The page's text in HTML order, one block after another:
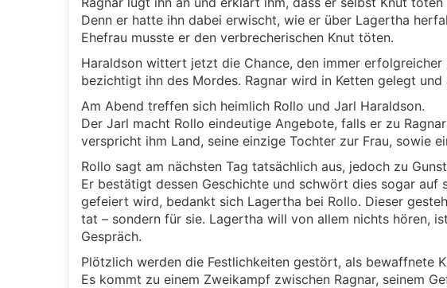
Denn er hatte ihn dabei erwischt, wie er über Lagertha
Ehefrau musste er den verbrecherischen Knut töten.
Haraldson wittert jetzt die Chance, den immer
bezichtigt ihn des Mordes. Ragnar wird in Ketten gelegt
Am Abend treffen sich heimlich Rollo und Jarl Haraldson.
Der Jarl macht Rollo eindeutige Angebote, falls er zu
verspricht ihm Land, seine einzige Tochter zur Frau, sowie
Rollo sagt am nächsten Tag tatsächlich aus, jedoch zu
Er bestätigt dessen Geschichte und schwört dies sogar auf
gefeiert wird, bedankt sich Lagertha bei Rollo. Dieser
tat – sondern für sie. Lagertha will von allem nichts hören,
Gespräch.
Plötzlich werden die Festlichkeiten gestört, als bewaffnete
Es kommt zu einem Zweikampf zwischen Ragnar, seinem